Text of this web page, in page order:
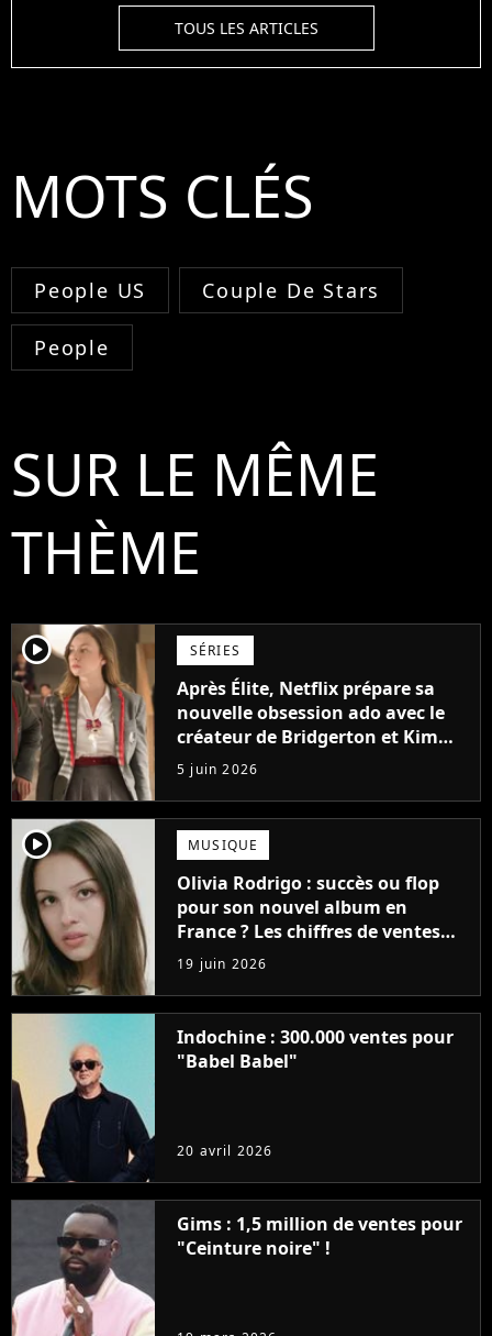
TOUS LES ARTICLES
MOTS CLÉS
People US Couple De Stars
People
SUR LE MÊME
THÈME
player2 SÉRIES
Après Élite, Netflix prépare sa
nouvelle obsession ado avec le
créateur de Bridgerton et Kim
Kardashian
5 juin 2026
player2 MUSIQUE
Olivia Rodrigo : succès ou flop
pour son nouvel album en
France ? Les chiffres de ventes
sont enfin tombés !
19 juin 2026
Indochine : 300.000 ventes pour
"Babel Babel"
20 avril 2026
Gims : 1,5 million de ventes pour
"Ceinture noire" !